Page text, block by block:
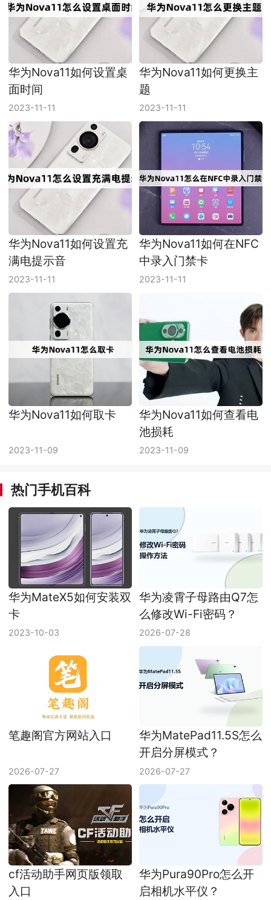
华为Nova11如何设置桌
面时间
2023-11-11
华为Nova11如何更换主
题
2023-11-11
华为Nova11如何设置充
满电提示音
2023-11-11
华为Nova11如何在NFC
中录入门禁卡
2023-11-11
华为Nova11如何取卡
2023-11-09
华为Nova11如何查看电
池损耗
2023-11-09
热门手机百科
华为MateX5如何安装双
卡
2023-10-03
华为凌霄子母路由Q7怎
么修改Wi-Fi密码？
2026-07-28
笔趣阁官方网站入口
2026-07-27
华为MatePad11.5S怎么
开启分屏模式？
2026-07-27
cf活动助手网页版领取
入口
华为Pura90Pro怎么开
启相机水平仪？